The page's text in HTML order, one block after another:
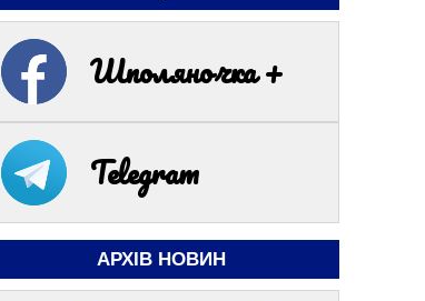
Шполяночка +
Telegram
АРХІВ НОВИН